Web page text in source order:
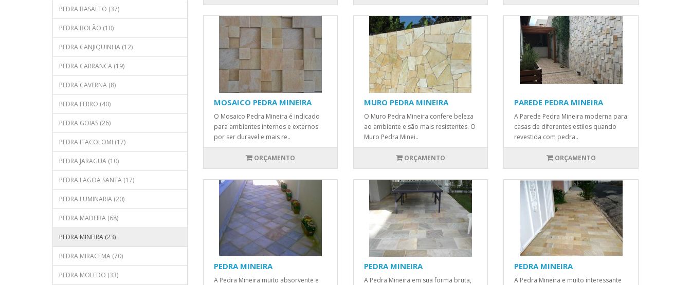
PEDRA BASALTO (37)
PEDRA BOLÃO (10)
PEDRA CANJIQUINHA (12)
PEDRA CARRANCA (19)
PEDRA CAVERNA (8)
PEDRA FERRO (40)
PEDRA GOIAS (26)
PEDRA ITACOLOMI (17)
PEDRA JARAGUA (10)
PEDRA LAGOA SANTA (17)
PEDRA LUMINARIA (20)
PEDRA MADEIRA (68)
PEDRA MINEIRA (23)
PEDRA MIRACEMA (70)
PEDRA MOLEDO (33)
MOSAICO PEDRA MINEIRA
O Mosaico Pedra Mineira é indicado
para ambientes internos e externos
por ser duravel e mais re..
ORÇAMENTO
MURO PEDRA MINEIRA
O Muro Pedra Mineira confere beleza
ao ambiente e são mais resistentes. O
Muro Pedra Minei..
ORÇAMENTO
PAREDE PEDRA MINEIRA
A Parede Pedra Mineira moderna para
casas de diferentes estilos quando
revestida com pedra..
ORÇAMENTO
PEDRA MINEIRA
A Pedra Mineira muito absorvente e
PEDRA MINEIRA
A Pedra Mineira em sua forma bruta,
PEDRA MINEIRA
A Pedra Mineira e muito interessante